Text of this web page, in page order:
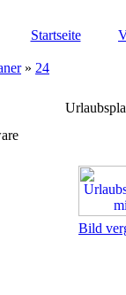
Startseite
» 24
Bild